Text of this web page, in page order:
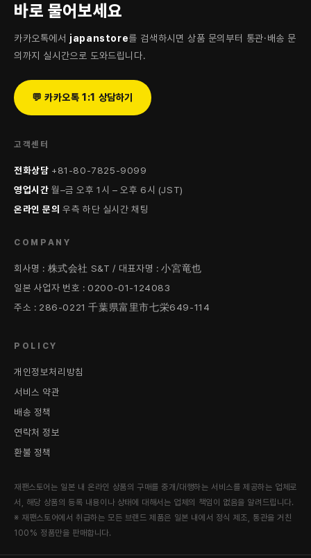
바로 물어보세요
카카오톡에서 japanstore를 검색하시면 상품 문의부터 통관·배송 문
의까지 실시간으로 도와드립니다.
💬 카카오톡 1:1 상담하기
고객센터
전화상담 +81-80-7825-9099
영업시간 월–금 오후 1시 – 오후 6시 (JST)
온라인 문의 우측 하단 실시간 채팅
COMPANY
회사명 : 株式会社 S&T / 대표자명 : 小宮竜也
일본 사업자 번호 : 0200-01-124083
주소 : 286-0221 千葉県富里市七栄649-114
POLICY
개인정보처리방침
서비스 약관
배송 정책
연락처 정보
환불 정책
재팬스토어는 일본 내 온라인 상품의 구매를 중개/대행하는 서비스를 제공하는 업체로
서, 해당 상품의 등록 내용이나 상태에 대해서는 업체의 책임이 없음을 알려드립니다.
※ 재팬스토어에서 취급하는 모든 브랜드 제품은 일본 내에서 정식 제조, 통관을 거친
100% 정품만을 판매합니다.